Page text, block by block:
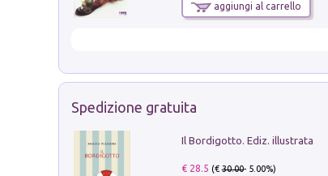
aggiungi al carrello
Spedizione gratuita
Il Bordigotto. Ediz. illustrata
€ 28.5 (€30.00- 5.00%)